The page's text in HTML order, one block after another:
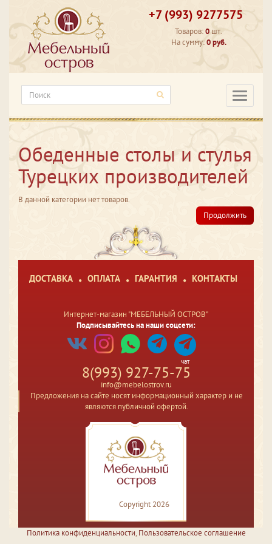
+7 (993) 9277575
Товаров:0 шт.
На сумму:0 руб.
Обеденные столы и стулья
Турецких производителей
В данной категории нет товаров.
Продолжить
ДОСТАВКА ОПЛАТА ГАРАНТИЯ КОНТАКТЫ
Интернет-магазин "МЕБЕЛЬНЫЙ ОСТРОВ"
Подписывайтесь на наши соцсети:
чат
8(993) 927-75-75
info@mebelostrov.ru
Предложения на сайте носят информационный характер и не
являются публичной офертой.
Copyright 2026
Политика конфиденциальности, Пользовательское соглашение